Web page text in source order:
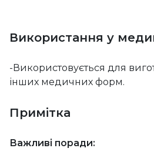
Використання у
-Використовується для
інших медичних форм.
Примітка
Важливі поради: